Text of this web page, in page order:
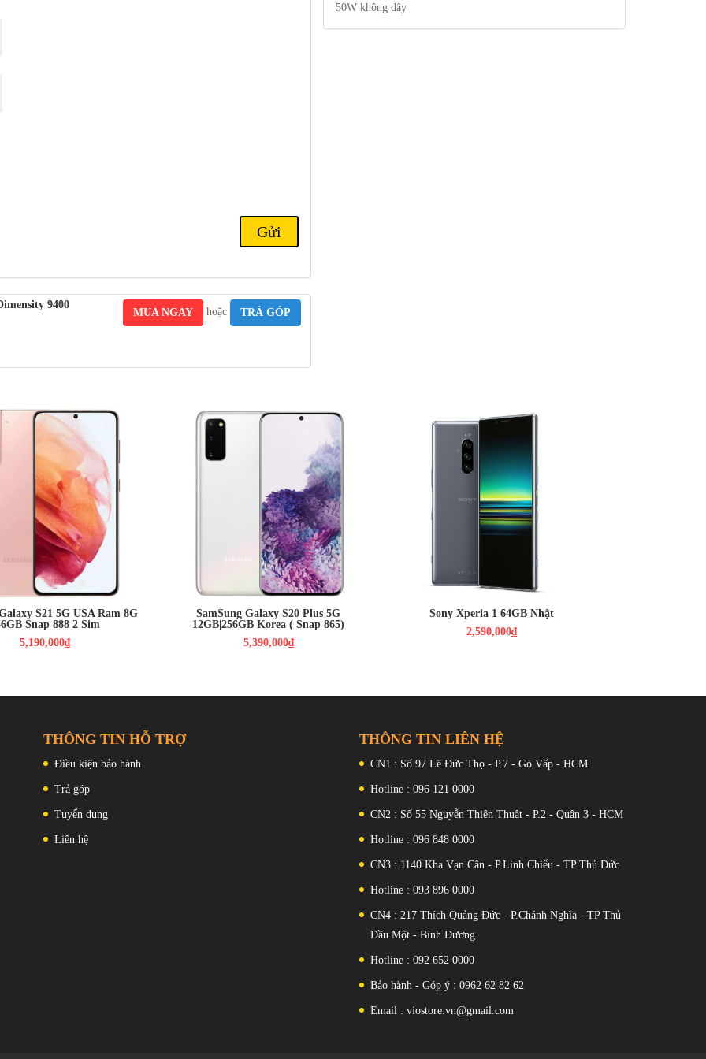
50W không dây
; Đặc trưng Toàn cảnh
EIS
PD, PPS, UFCS ; 50W không dây
NFC; Cổng hồng ngoại.
và đặc biệt là có thêm phím chụp ảnh mới.
9400
MUA NGAY hoặc TRẢ GÓP
Dynamic AMOLED 2X
12
888 nhân
/ Bộ nhớ trong: 128GB
: Chính 12 MP & Phụ 64
S21 5G USA Ram 8G
Snap 888 2 Sim
5,190,000₫
5,390,000₫
Màn hình: Dynamic AMOLED 2X,
6.7", Quad HD+ (2K+)
HDH : Android 10
RAM : 12GB / ROM : 256GB
CAMERA : Chính 12 MP & Phụ 64
SamSung Galaxy S20 Plus 5G
12GB|256GB Korea ( Snap 865)
5,390,000₫
2,590,000₫
Màn hình: 6.5", 4K
HDH : Android 9.0
CPU : Snap 855
RAM : 6GB / ROM : 64GB
CAMERA : 3 Camera 12MPX
PIN : 3330 MAH
Sony Xperia 1 64GB Nhật
2,590,000₫
THÔNG TIN HỖ TRỢ
Điều kiện bảo hành
Trả góp
Tuyển dụng
Liên hệ
THÔNG TIN LIÊN HỆ
CN1 : Số 97 Lê Đức Thọ - P.7 - Gò Vấp - HCM
Hotline : 096 121 0000
CN2 : Số 55 Nguyễn Thiện Thuật - P.2 - Quận 3 - HCM
Hotline : 096 848 0000
CN3 : 1140 Kha Vạn Cân - P.Linh Chiểu - TP Thủ Đức
Hotline : 093 896 0000
CN4 : 217 Thích Quảng Đức - P.Chánh Nghĩa - TP Thủ
Dầu Một - Bình Dương
Hotline : 092 652 0000
Bảo hành - Góp ý : 0962 62 82 62
Email : viostore.vn@gmail.com